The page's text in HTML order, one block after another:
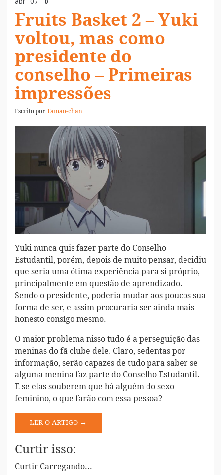
Fruits Basket 2 – Yuki
voltou, mas como
presidente do
conselho – Primeiras
impressões
Escrito porTamao-chan
Yuki nunca quis fazer parte do Conselho
Estudantil, porém, depois de muito pensar, decidiu
que seria uma ótima experiência para si próprio,
principalmente em questão de aprendizado.
Sendo o presidente, poderia mudar aos poucos sua
forma de ser, e assim procuraria ser ainda mais
honesto consigo mesmo.
O maior problema nisso tudo é a perseguição das
meninas do fã clube dele. Claro, sedentas por
informação, serão capazes de tudo para saber se
alguma menina faz parte do Conselho Estudantil.
E se elas souberem que há alguém do sexo
feminino, o que farão com essa pessoa?
LER O ARTIGO →
Curtir isso:
Curtir Carregando...